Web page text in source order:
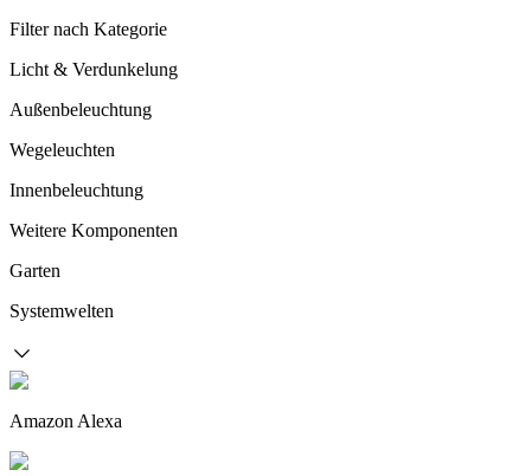
Filter nach Kategorie
Licht & Verdunkelung
Außenbeleuchtung
Wegeleuchten
Innenbeleuchtung
Weitere Komponenten
Garten
Systemwelten
Amazon Alexa